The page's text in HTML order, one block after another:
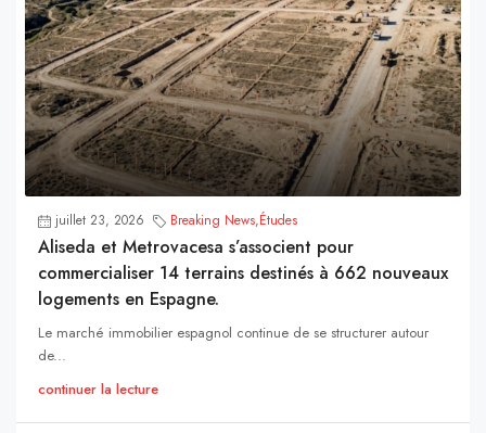
juillet 23, 2026 Breaking News,Études
Aliseda et Metrovacesa s’associent pour
commercialiser 14 terrains destinés à 662 nouveaux
logements en Espagne.
Le marché immobilier espagnol continue de se structurer autour
de...
continuer la lecture